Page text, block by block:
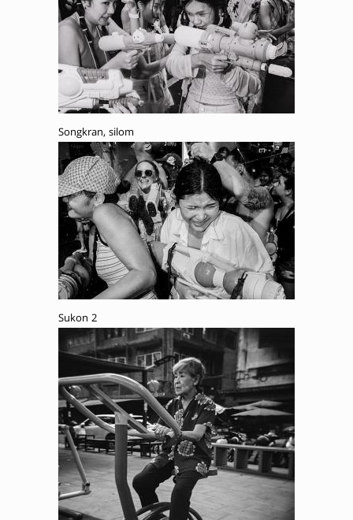
Songkran, silom
Sukon 2